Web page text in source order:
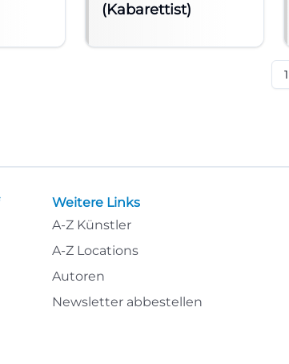
(Kabarettist)
1
Weitere Links
A-Z Künstler
A-Z Locations
Autoren
Newsletter abbestellen